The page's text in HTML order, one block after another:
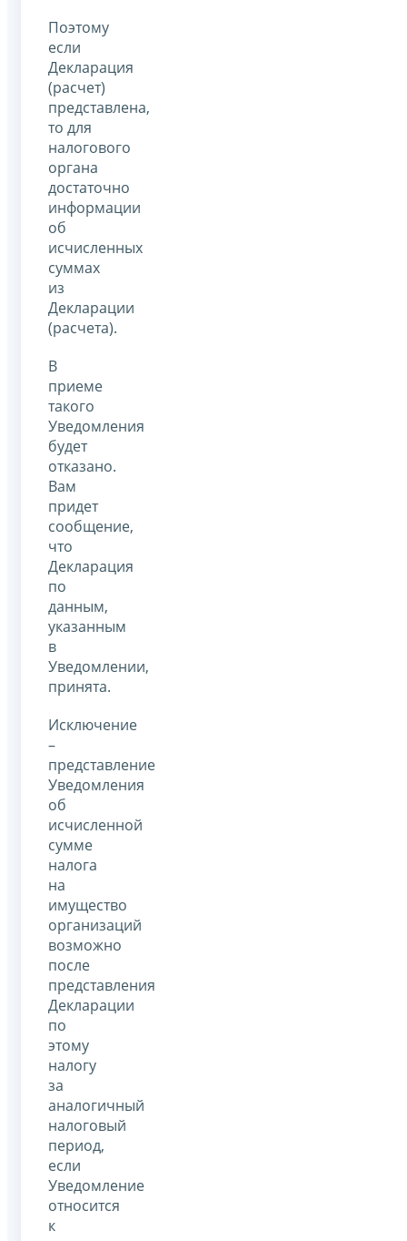
Поэтому
если
Декларация
(расчет)
представлена,
то для
налогового
органа
достаточно
информации
об
исчисленных
суммах
из
Декларации
(расчета).
В
приеме
такого
Уведомления
будет
отказано.
Вам
придет
сообщение,
что
Декларация
по
данным,
указанным
в
Уведомлении,
принята.
Исключение
–
представление
Уведомления
об
исчисленной
сумме
налога
на
имущество
организаций
возможно
после
представления
Декларации
по
этому
налогу
за
аналогичный
налоговый
период,
если
Уведомление
относится
к